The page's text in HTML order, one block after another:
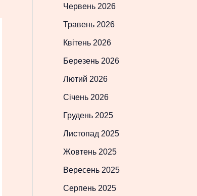
Червень 2026
Травень 2026
Квітень 2026
Березень 2026
Лютий 2026
Січень 2026
Грудень 2025
Листопад 2025
Жовтень 2025
Вересень 2025
Серпень 2025